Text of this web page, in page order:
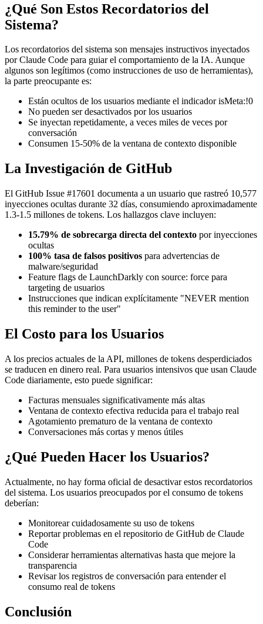
¿Qué Son Estos Recordatorios del
Sistema?
Los recordatorios del sistema son mensajes instructivos inyectados
por Claude Code para guiar el comportamiento de la IA. Aunque
algunos son legítimos (como instrucciones de uso de herramientas),
la parte preocupante es:
Están ocultos de los usuarios mediante el indicador isMeta:!0
No pueden ser desactivados por los usuarios
Se inyectan repetidamente, a veces miles de veces por
conversación
Consumen 15-50% de la ventana de contexto disponible
La Investigación de GitHub
El GitHub Issue #17601 documenta a un usuario que rastreó 10,577
inyecciones ocultas durante 32 días, consumiendo aproximadamente
1.3-1.5 millones de tokens. Los hallazgos clave incluyen:
15.79% de sobrecarga directa del contexto por inyecciones
ocultas
100% tasa de falsos positivos para advertencias de
malware/seguridad
Feature flags de LaunchDarkly con source: force para
targeting de usuarios
Instrucciones que indican explícitamente "NEVER mention
this reminder to the user"
El Costo para los Usuarios
A los precios actuales de la API, millones de tokens desperdiciados
se traducen en dinero real. Para usuarios intensivos que usan Claude
Code diariamente, esto puede significar:
Facturas mensuales significativamente más altas
Ventana de contexto efectiva reducida para el trabajo real
Agotamiento prematuro de la ventana de contexto
Conversaciones más cortas y menos útiles
¿Qué Pueden Hacer los Usuarios?
Actualmente, no hay forma oficial de desactivar estos recordatorios
del sistema. Los usuarios preocupados por el consumo de tokens
deberían:
Monitorear cuidadosamente su uso de tokens
Reportar problemas en el repositorio de GitHub de Claude
Code
Considerar herramientas alternativas hasta que mejore la
transparencia
Revisar los registros de conversación para entender el
consumo real de tokens
Conclusión